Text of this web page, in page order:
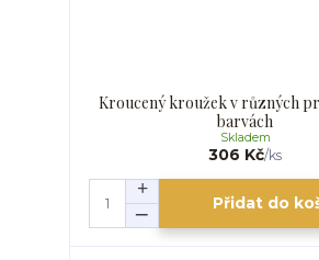
Kroucený kroužek v různých
barvách
306 Kč/ks
Skladem
Přidat do